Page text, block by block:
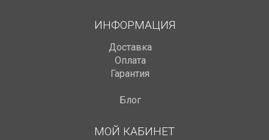
ИНФОРМАЦИЯ
Доставка
Оплата
Гарантия
Блог
МОЙ КАБИНЕТ